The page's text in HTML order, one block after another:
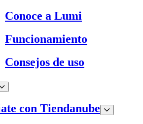
Conoce a Lumi
Funcionamiento
Consejos de uso
con Tiendanube